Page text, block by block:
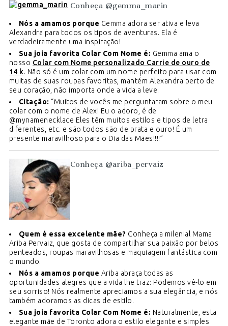
Conheça @gemma_marin
Nós a amamos porque Gemma adora ser ativa e leva
Alexandra para todos os tipos de aventuras. Ela é
verdadeiramente uma inspiração!
Sua joia favorita Colar Com Nome é: Gemma ama o
nosso Colar com Nome personalizado Carrie de ouro de
14 k. Não só é um colar com um nome perfeito para usar com
muitas de suas roupas favoritas, mantém Alexandra perto de
seu coração, não importa onde a vida a leve.
Citação: “Muitos de vocês me perguntaram sobre o meu
colar com o nome de Alex! Eu o adoro, é de
@mynamenecklace Eles têm muitos estilos e tipos de letra
diferentes, etc. e são todos são de prata e ouro! É um
presente maravilhoso para o Dia das Mães!!!!”
Conheça @ariba_pervaiz
Quem é essa excelente mãe? Conheça a milenial Mama
Ariba Pervaiz, que gosta de compartilhar sua paixão por belos
penteados, roupas maravilhosas e maquiagem fantástica com
o mundo.
Nós a amamos porque Ariba abraça todas as
oportunidades alegres que a vida lhe traz: Podemos vê-lo em
seu sorriso! Nós realmente apreciamos a sua elegância, e nós
também adoramos as dicas de estilo.
Sua joia favorita Colar Com Nome é: Naturalmente, esta
elegante mãe de Toronto adora o estilo elegante e simples